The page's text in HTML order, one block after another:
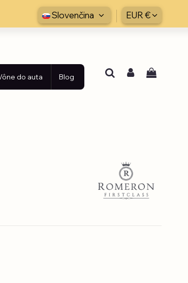
Slovenčina EUR €
do auta Blog